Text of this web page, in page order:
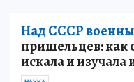
Над СССР
пришельцев: как
искала и